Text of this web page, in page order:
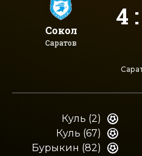
Сокол
Саратов
4
Куль (2)
Куль (67)
Бурыкин (82)